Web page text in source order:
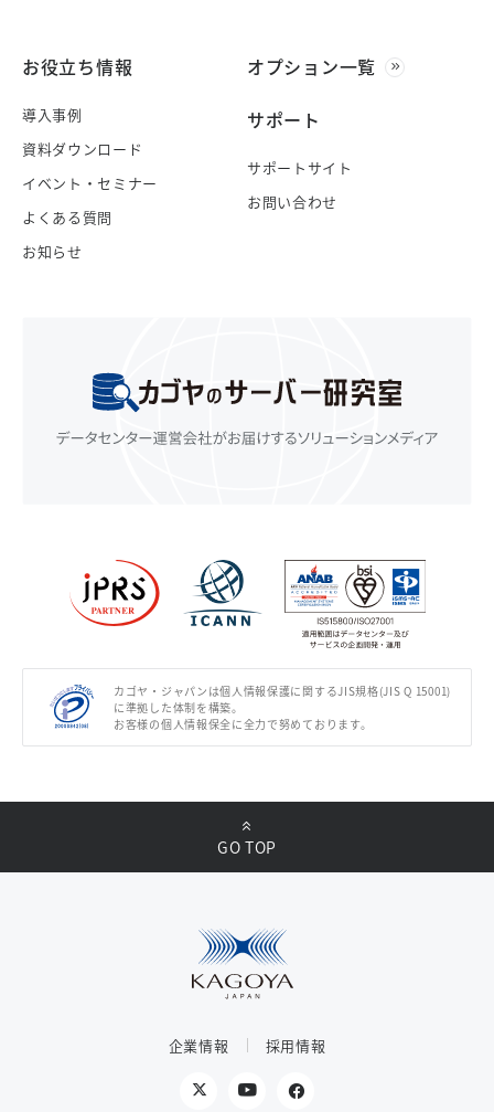
お役立ち情報
導入事例
資料ダウンロード
イベント・セミナー
よくある質問
お知らせ
オプション一覧
サポート
サポートサイト
お問い合わせ
カゴヤ・ジャパンは個人情報保護に関するJIS規格(JIS Q 15001)
に準拠した体制を構築。
お客様の個人情報保全に全力で努めております。
企業情報 採用情報
GO TOP